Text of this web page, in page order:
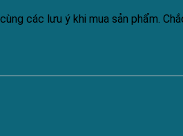
các lưu ý khi mua sản phẩm.